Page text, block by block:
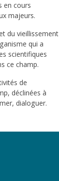
en cours
majeurs.
du vieillissement
qui a
scientifiques
ce champ.
de
déclinées à
dialoguer.